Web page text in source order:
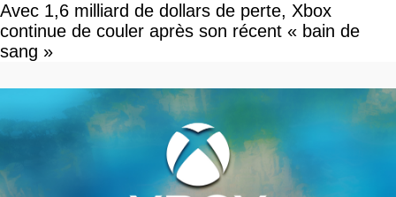
Avec 1,6 milliard de dollars de perte, Xbox
continue de couler après son récent « bain de
sang »